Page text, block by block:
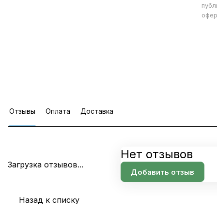
Отзывы Оплата Доставка
Загрузка отзывов...
Нет отзывов
Добавить отзыв
Назад к списку